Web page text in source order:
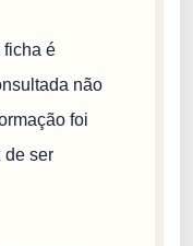
ficha é
não
foi
de ser